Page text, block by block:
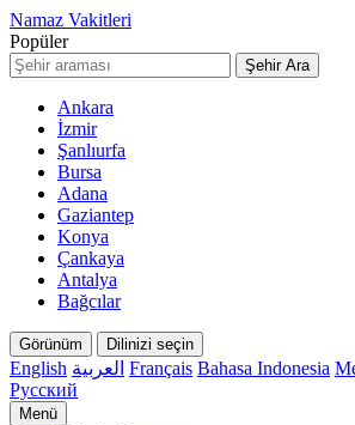
Namaz Vakitleri
Popüler
Şehir Ara
Ankara
İzmir
Şanlıurfa
Bursa
Adana
Gaziantep
Konya
Çankaya
Antalya
Bağcılar
Görünüm Dilinizi seçin
English العربية Français Bahasa Indonesia
Русский
Menü